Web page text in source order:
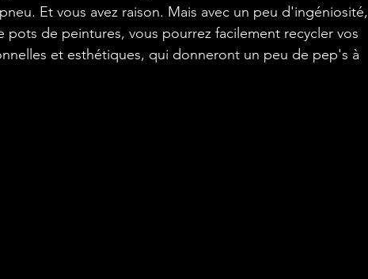
Et vous avez raison. Mais avec un peu d'ingéniosité,
de peintures, vous pourrez facilement recycler vos
et esthétiques, qui donneront un peu de pep's à